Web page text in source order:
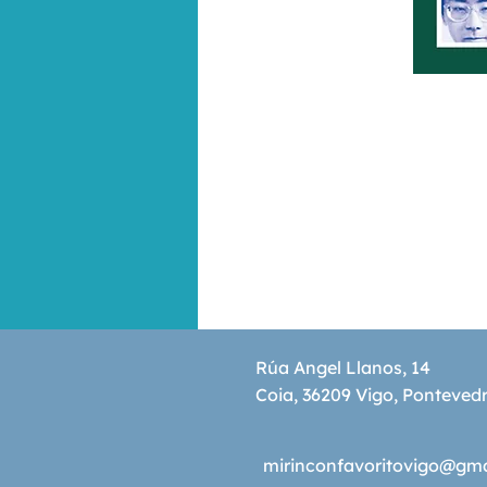
Rúa Angel Llanos, 14
Coia, 36209 Vigo,